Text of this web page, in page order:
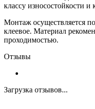
классу износостойкости
Монтаж осуществляется
клеевое. Материал
проходимостью.
Отзывы
Загрузка отзывов...